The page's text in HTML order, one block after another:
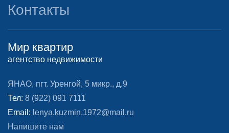
Контакты
Мир квартир
агентство недвижимости
ЯНАО, пгт. Уренгой, 5 микр., д.9
Тел: 8 (922) 091 7111
Email: lenya.kuzmin.1972@mail.ru
Напишите нам